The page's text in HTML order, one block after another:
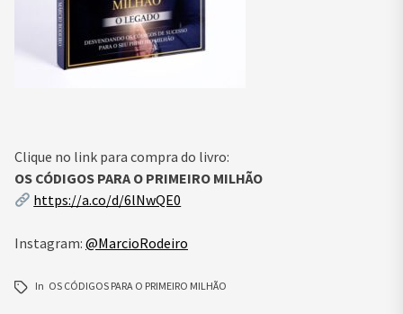
Clique no link para compra do livro:
OS CÓDIGOS PARA O PRIMEIRO MILHÃO
https://a.co/d/6lNwQE0
Instagram: @MarcioRodeiro
In OS CÓDIGOS PARA O PRIMEIRO MILHÃO